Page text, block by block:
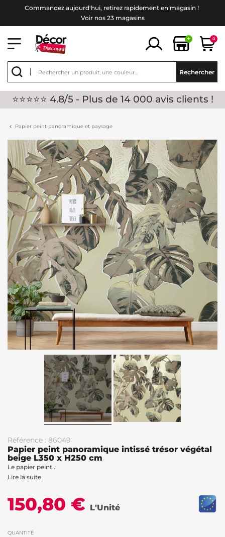
Commandez aujourd'hui, retirez rapidement en magasin !
Voir nos 23 magasins
+ 0
Rechercher
⭐⭐⭐⭐⭐ 4.8/5 - Plus de 14 000 avis clients !
Papier peint panoramique et paysage
Référence : 86049
Papier peint panoramique intissé trésor végétal
beige L350 x H250 cm
Le papier peint...
Lire la suite
150,80 € L'Unité
QUANTITÉ